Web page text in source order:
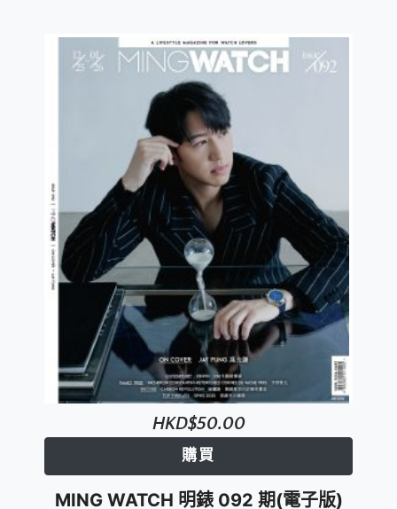
HKD$50.00
購買
MING WATCH 明錶 092 期(電子版)